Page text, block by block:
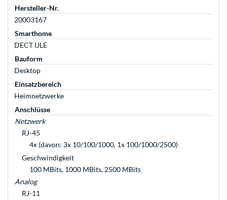
Hersteller-Nr.
20003167
Smarthome
DECT ULE
Bauform
Desktop
Einsatzbereich
Heimnetzwerke
Anschlüsse
Netzwerk
RJ-45
4x (davon: 3x 10/100/1000, 1x 100/1000/2500)
Geschwindigkeit
100 MBits, 1000 MBits, 2500 MBits
Analog
RJ-11